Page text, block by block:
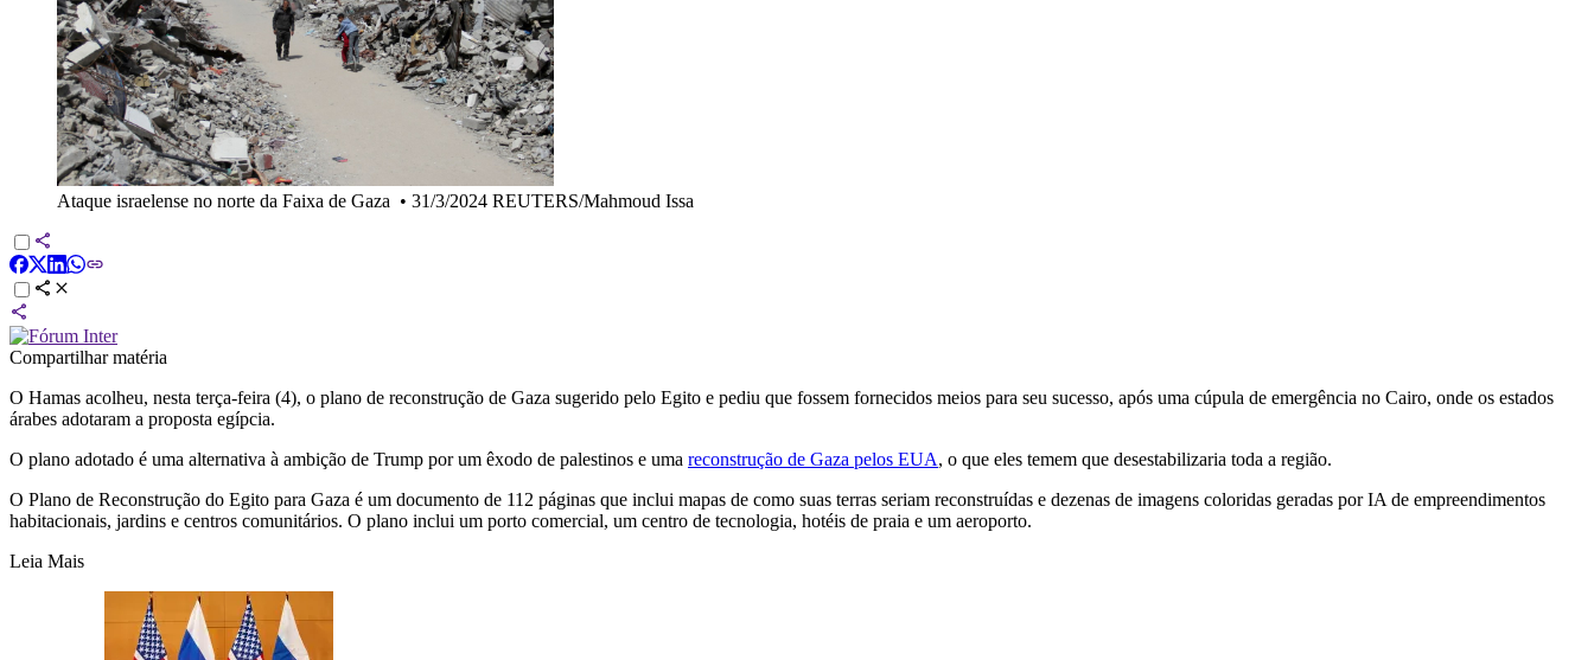
Ataque israelense no norte da Faixa de Gaza • 31/3/2024 REUTERS/Mahmoud Issa
Compartilhar matéria
O Hamas acolheu, nesta terça-feira (4), o plano de reconstrução de Gaza sugerido pelo Egito e pediu que fossem fornecidos meios para seu sucesso, após uma cúpula de emergência no Cairo, onde os estados
árabes adotaram a proposta egípcia.
O plano adotado é uma alternativa à ambição de Trump por um êxodo de palestinos e uma reconstrução de Gaza pelos EUA, o que eles temem que desestabilizaria toda a região.
O Plano de Reconstrução do Egito para Gaza é um documento de 112 páginas que inclui mapas de como suas terras seriam reconstruídas e dezenas de imagens coloridas geradas por IA de empreendimentos
habitacionais, jardins e centros comunitários. O plano inclui um porto comercial, um centro de tecnologia, hotéis de praia e um aeroporto.
Leia Mais